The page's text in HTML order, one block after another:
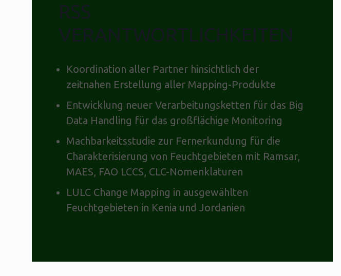
RSS
VERANTWORTLICHKEITEN
Koordination aller Partner hinsichtlich der
zeitnahen Erstellung aller Mapping-Produkte
Entwicklung neuer Verarbeitungsketten für das Big
Data Handling für das großflächige Monitoring
Machbarkeitsstudie zur Fernerkundung für die
Charakterisierung von Feuchtgebieten mit Ramsar,
MAES, FAO LCCS, CLC-Nomenklaturen
LULC Change Mapping in ausgewählten
Feuchtgebieten in Kenia und Jordanien